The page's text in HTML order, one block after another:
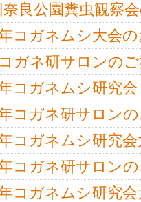
良公園糞虫観察
コガネムシ大会
ガネ研サロンの
コガネムシ研究
コガネ研サロン
コガネムシ研究会
コガネ研サロン
コガネムシ研究会